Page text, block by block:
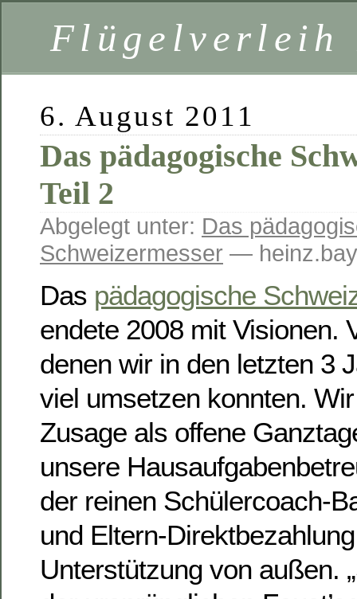
Flügelverleih
6. August 2011
Das pädagogische
Teil 2
Abgelegt unter: Das
Schweizermesser —
Das pädagogische
endete 2008 mit Visionen.
denen wir in den letzten 3
viel umsetzen konnten.
Zusage als offene
unsere
der reinen Schülercoach-
und Eltern-
Unterstützung von außen.